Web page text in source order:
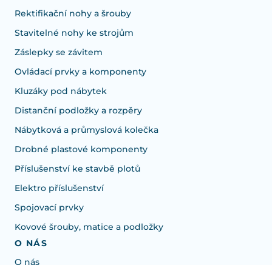
Rektifikační nohy a šrouby
Stavitelné nohy ke strojům
Záslepky se závitem
Ovládací prvky a komponenty
Kluzáky pod nábytek
Distanční podložky a rozpěry
Nábytková a průmyslová kolečka
Drobné plastové komponenty
Příslušenství ke stavbě plotů
Elektro příslušenství
Spojovací prvky
Kovové šrouby, matice a podložky
O NÁS
O nás